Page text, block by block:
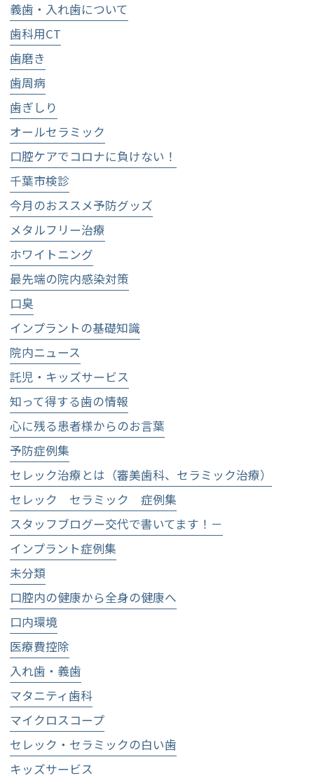
義歯・入れ歯について
歯科用CT
歯磨き
歯周病
歯ぎしり
オールセラミック
口腔ケアでコロナに負けない！
千葉市検診
今月のおススメ予防グッズ
メタルフリー治療
ホワイトニング
最先端の院内感染対策
口臭
インプラントの基礎知識
院内ニュース
託児・キッズサービス
知って得する歯の情報
心に残る患者様からのお言葉
予防症例集
セレック治療とは（審美歯科、セラミック治療）
セレック セラミック 症例集
スタッフブログー交代で書いてます！－
インプラント症例集
未分類
口腔内の健康から全身の健康へ
口内環境
医療費控除
入れ歯・義歯
マタニティ歯科
マイクロスコープ
セレック・セラミックの白い歯
キッズサービス